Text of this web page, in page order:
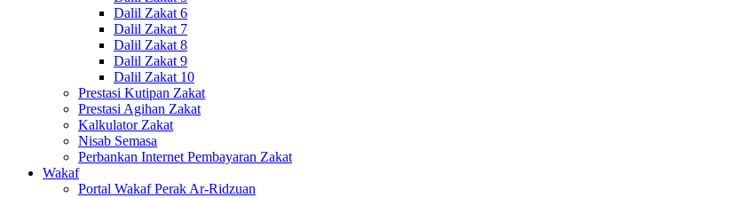
Dalil Zakat 6
Dalil Zakat 7
Dalil Zakat 8
Dalil Zakat 9
Dalil Zakat 10
Prestasi Kutipan Zakat
Prestasi Agihan Zakat
Kalkulator Zakat
Nisab Semasa
Perbankan Internet Pembayaran Zakat
Wakaf
Portal Wakaf Perak Ar-Ridzuan